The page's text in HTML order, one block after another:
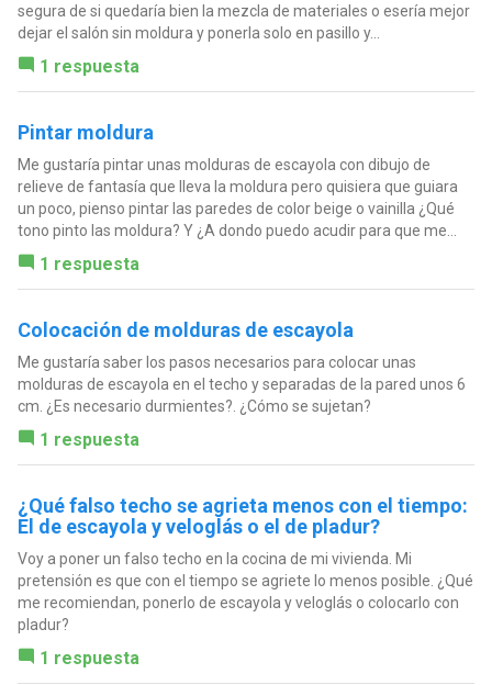
segura de si quedaría bien la mezcla de materiales o esería mejor
dejar el salón sin moldura y ponerla solo en pasillo y...
1 respuesta
Pintar moldura
Me gustaría pintar unas molduras de escayola con dibujo de
relieve de fantasía que lleva la moldura pero quisiera que guiara
un poco, pienso pintar las paredes de color beige o vainilla ¿Qué
tono pinto las moldura? Y ¿A dondo puedo acudir para que me...
1 respuesta
Colocación de molduras de escayola
Me gustaría saber los pasos necesarios para colocar unas
molduras de escayola en el techo y separadas de la pared unos 6
cm. ¿Es necesario durmientes?. ¿Cómo se sujetan?
1 respuesta
¿Qué falso techo se agrieta menos con el tiempo:
El de escayola y veloglás o el de pladur?
Voy a poner un falso techo en la cocina de mi vivienda. Mi
pretensión es que con el tiempo se agriete lo menos posible. ¿Qué
me recomiendan, ponerlo de escayola y veloglás o colocarlo con
pladur?
1 respuesta